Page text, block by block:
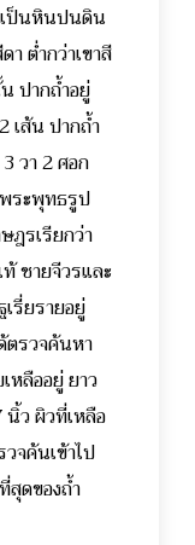
เป็นหินปนดิน
ต่ำกว่าเขาสี
ปากถ้ำอยู่
เส้น ปากถ้ำ
วา 2 ศอก
ระพุทธรูป
ฎรเรียกว่า
ชายจีวรและ
รี่ยรายอยู่
ตรวจค้นหา
หลืออยู่ ยาว
ว ผิวที่เหลือ
จค้นเข้าไป
สุดของถ้ำ